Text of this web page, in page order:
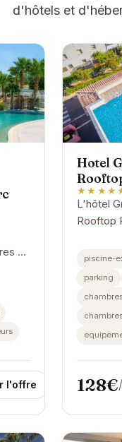
d'hôtels et
au
l'offre
Hotel
L'hôtel
Rooftop
d'Agde.
piscine-
parking
128€